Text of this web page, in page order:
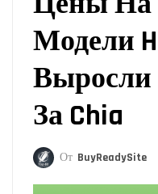
Модели
Выросли
За Chia
От BuyReadySite